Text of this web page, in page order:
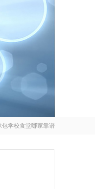
包学校食堂哪家靠谱